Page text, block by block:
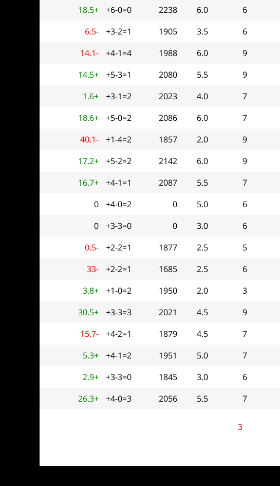
6
6.0
2238
+6-0=0
18.5+
6
3.5
1905
+3-2=1
6.5-
9
6.0
1988
+4-1=4
14.1-
9
5.5
2080
+5-3=1
14.5+
7
4.0
2023
+3-1=2
1.6+
7
6.0
2086
+5-0=2
18.6+
9
2.0
1857
+1-4=2
40.1-
9
6.0
2142
+5-2=2
17.2+
7
5.5
2087
+4-1=1
16.7+
6
5.0
0
+4-0=2
0
6
3.0
0
+3-3=0
0
5
2.5
1877
+2-2=1
0.5-
6
2.5
1685
+2-2=1
33-
3
2.0
1950
+1-0=2
3.8+
9
4.5
2021
+3-3=3
30.5+
7
4.5
1879
+4-2=1
15.7-
7
5.0
1951
+4-1=2
5.3+
6
3.0
1845
+3-3=0
2.9+
7
5.5
2056
+4-0=3
26.3+
3